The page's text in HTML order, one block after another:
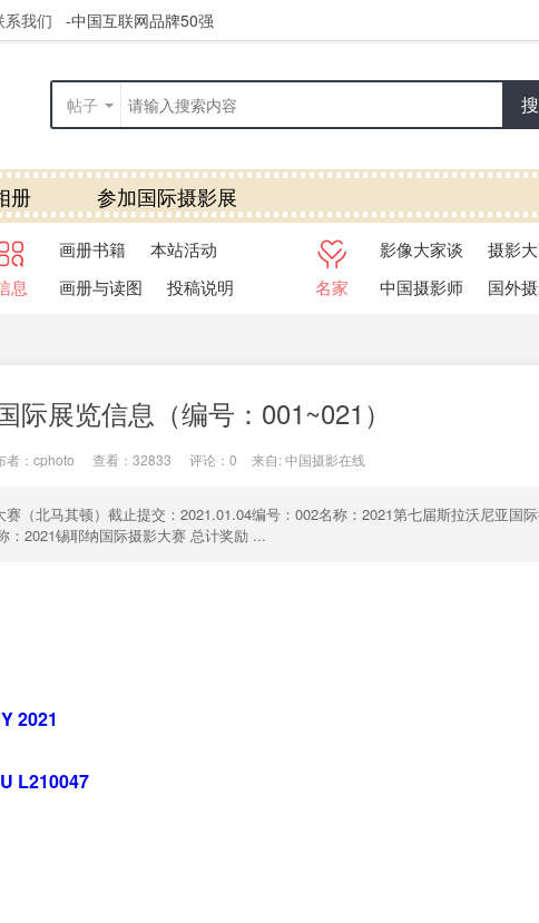
系我们 -中国互联网品牌50强
帖子
册
参加国际摄影展
览快捷通道
息
画册书籍
本站活动
画册与读图
投稿说明 名家
影像大家谈
摄影
中国摄影师
国外
际展览信息（编号：001~021）
者： cphoto 查看： 32833 评论：0 来自: 中国摄影在线
马其顿）截止提交：2021.01.04编号：002名称：2021第七届斯拉沃尼亚国
：2021锡耶纳国际摄影大赛 总计奖励 ...
2021
L210047